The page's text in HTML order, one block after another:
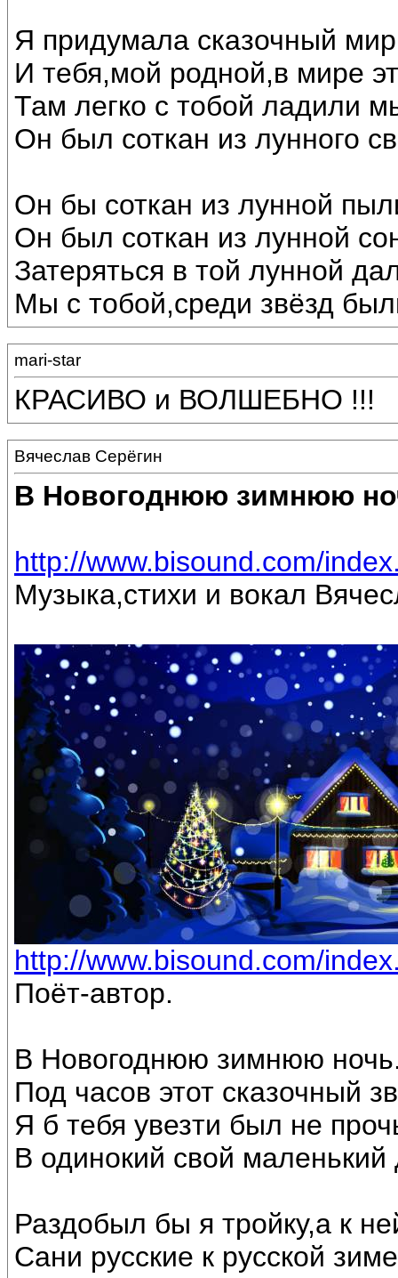
Я придумала сказочный
И тебя,мой родной,в мире
Там легко с тобой ладили
Он был соткан из лунного
Он бы соткан из лунной
Он был соткан из лунной
Затеряться в той лунной
Мы с тобой,среди звёзд
mari-star
КРАСИВО и ВОЛШЕБНО !!!
Вячеслав Серёгин
В Новогоднюю зимнюю
http://www.bisound.com/
Музыка,стихи и вокал
http://www.bisound.com/
Поёт-автор.
В Новогоднюю зимнюю
Под часов этот сказочный
Я б тебя увезти был не
В одинокий свой
Раздобыл бы я тройку,а к
Сани русские к русской